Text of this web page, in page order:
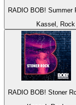
RADIO BOB! Summer
Kassel, Rock
RADIO BOB! Stoner